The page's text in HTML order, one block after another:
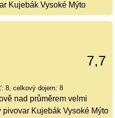
Kujebák Vysoké Mýto
7,7
8, celkový dojem: 8
nad průměrem velmi
Kujebák Vysoké Mýto